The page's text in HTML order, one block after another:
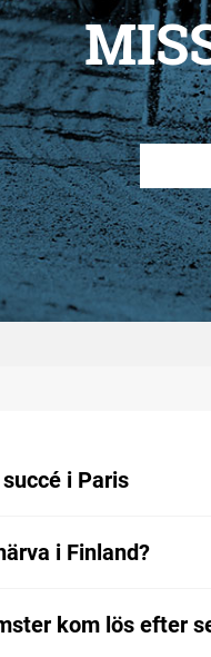
i Paris
i Finland?
kom lös efter